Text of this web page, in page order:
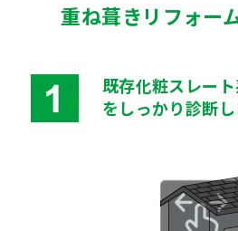
重ね葺きリフォー
既存化粧スレー
をしっかり診断し